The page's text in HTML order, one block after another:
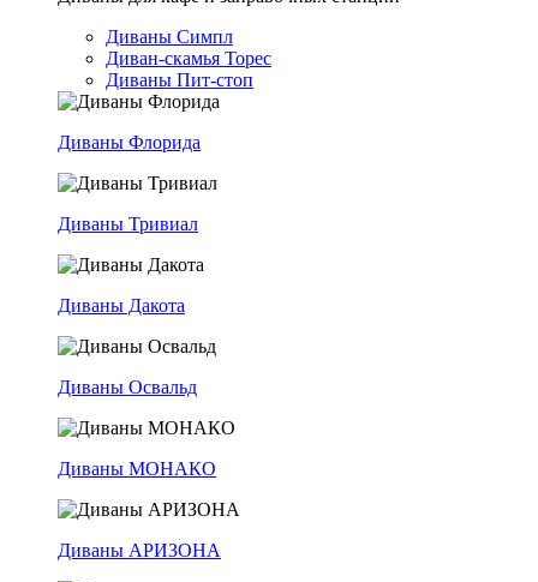
Диваны Симпл
Диван-скамья Торес
Диваны Пит-стоп
Диваны Флорида
Диваны Тривиал
Диваны Дакота
Диваны Освальд
Диваны МОНАКО
Диваны АРИЗОНА